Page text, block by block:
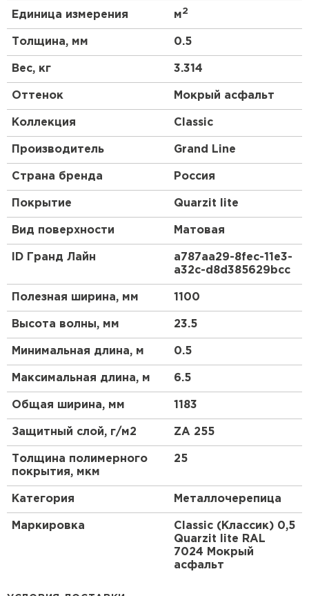
органично сочетаться как с природным
ландшафтом, так и с любым архитектурным
Для обустройства кровли компания Grand Line
предлагает приобрести металлочерепицу Classic.
Ассортимент продукции имеет сертификаты,
подтверждающие ее качество и безопасность
использования.
Единица измерения м2
Толщина, мм 0.5
Вес, кг 3.314
Оттенок Мокрый асфальт
Коллекция Classic
Производитель Grand Line
Страна бренда Россия
Покрытие Quarzit lite
Вид поверхности Матовая
ID Гранд Лайн
a787aa29-8fec-11e3-
a32c-d8d385629bcc
Полезная ширина, мм 1100
Высота волны, мм 23.5
Минимальная длина, м 0.5
Максимальная длина, м 6.5
Общая ширина, мм 1183
Защитный слой, г/м2 ZA 255
Толщина полимерного
покрытия, мкм
25
Категория Металлочерепица
Маркировка
Classic (Классик) 0,5
Quarzit lite RAL
7024 Мокрый
асфальт
Рулонная кровля
ПЕРЕЙТИ